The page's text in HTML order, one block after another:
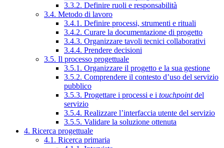
3.3.2. Definire ruoli e responsabilità
3.4. Metodo di lavoro
3.4.1. Definire processi, strumenti e rituali
3.4.2. Curare la documentazione di progetto
3.4.3. Organizzare tavoli tecnici collaborativi
3.4.4. Prendere decisioni
3.5. Il processo progettuale
3.5.1. Organizzare il progetto e la sua gestione
3.5.2. Comprendere il contesto d’uso del servizio
pubblico
3.5.3. Progettare i processi e i touchpointdel
servizio
3.5.4. Realizzare l’interfaccia utente del servizio
3.5.5. Validare la soluzione ottenuta
4. Ricerca progettuale
4.1. Ricerca primaria